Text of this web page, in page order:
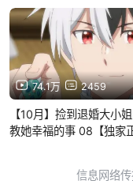
组】
74.1万 2459
【10月】捡到退婚大小姐
教她幸福的事 08【独家
信息网络